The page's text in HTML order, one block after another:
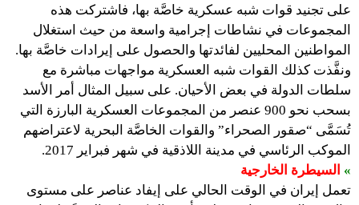
على تجنيد قوات شبه عسكرية خاصَّة بها، فاشتركت هذه
المجموعات في نشاطات إجرامية واسعة من حيث استغلال
المواطنين المحليين لفائدتها والحصول على إيرادات خاصَّة بها.
ونفَّذت كذلك القوات شبه العسكرية مواجهات مباشرة مع
سلطات الدولة في بعض الأحيان. على سبيل المثال أمر الأسد
بسحب نحو 900 عنصر من المجموعات العسكرية البارزة التي
تُسَمَّى “صقور الصحراء” والقوات الخاصَّة البحرية لاعتراضهم
الموكب الرئاسي في مدينة اللاذقية في شهر فبراير 2017.
» السيطرة الخارجية
تعمل إيران في الوقت الحالي على إيفاد عناصر على مستوى